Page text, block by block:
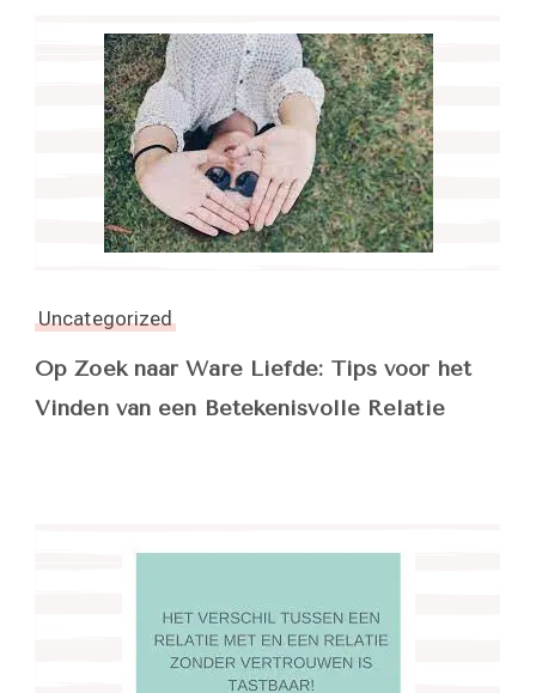
Uncategorized
Op Zoek naar Ware Liefde: Tips voor het
Vinden van een Betekenisvolle Relatie